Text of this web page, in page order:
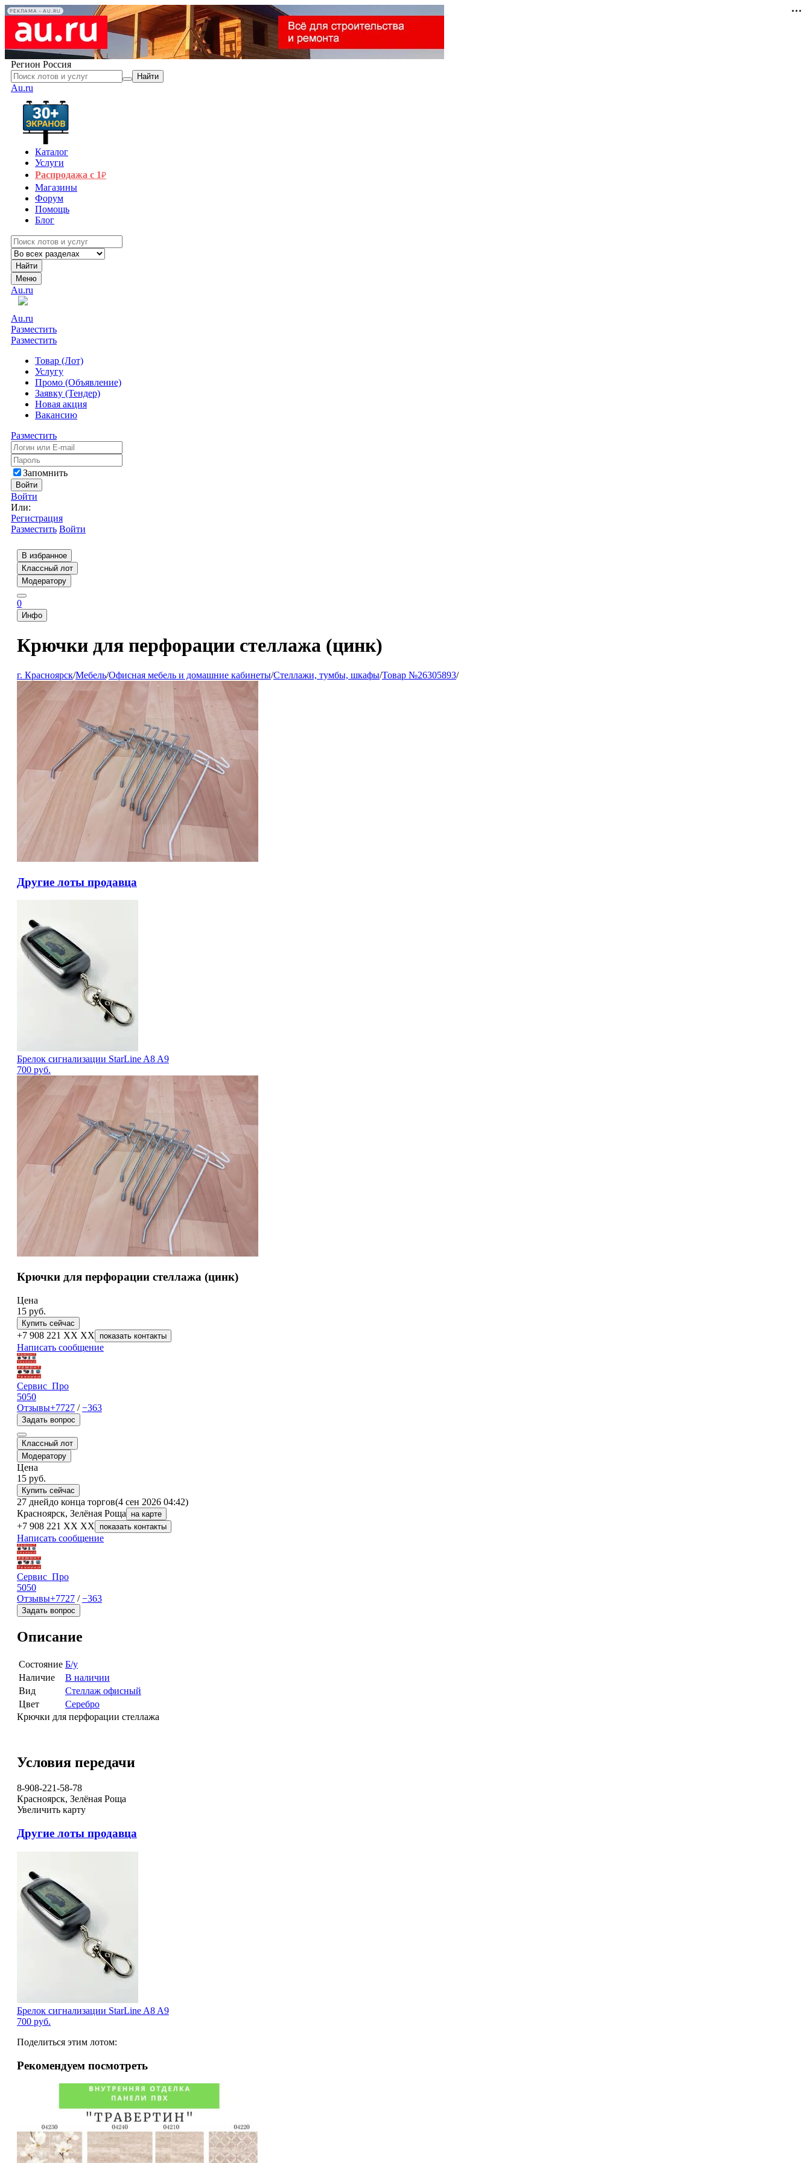
РЕКЛАМА • AU.RU
Регион Россия
Найти
Au.ru
Каталог
Услуги
Распродажа с 1₽
Магазины
Форум
Помощь
Блог
Найти
Меню
Au.ru
Au.ru
Разместить
Разместить
Товар (Лот)
Услугу
Промо (Объявление)
Заявку (Тендер)
Новая акция
Вакансию
Разместить
Запомнить
Войти
Войти
Или:
Регистрация
Разместить Войти
В избранное
Классный лот
Модератору
0
Инфо
Крючки для перфорации стеллажа (цинк)
г. Красноярск/Мебель/Офисная мебель и домашние кабинеты/Стеллажи, тумбы, шкафы/Товар №26305893/
Другие лоты продавца
Брелок сигнализации StarLine A8 A9
700 руб.
Крючки для перфорации стеллажа (цинк)
Цена
15 руб.
Купить сейчас
+7 908 221 XX XX показать контакты
Написать сообщение
Сервис_Про
5050
Отзывы+7727/−363
Задать вопрос
Классный лот
Модератору
Цена
15 руб.
Купить сейчас
27 днейдо конца торгов(4 сен 2026 04:42)
Красноярск, Зелёная Роща
на карте
+7 908 221 XX XX показать контакты
Написать сообщение
Сервис_Про
5050
Отзывы+7727/−363
Задать вопрос
Описание
Состояние Б/у
Наличие
В наличии
Вид
Стеллаж офисный
Цвет
Серебро
Крючки для перфорации стеллажа
Условия передачи
8-908-221-58-78
Красноярск, Зелёная Роща
Увеличить карту
Другие лоты продавца
Брелок сигнализации StarLine A8 A9
700 руб.
Поделиться этим лотом:
Рекомендуем посмотреть